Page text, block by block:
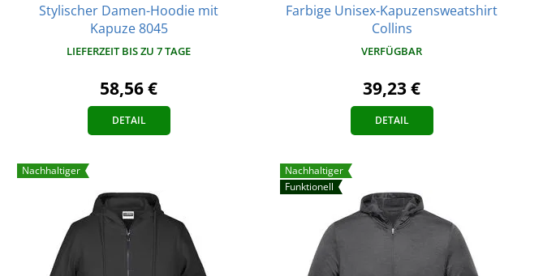
Stylischer Damen-Hoodie mit
Kapuze 8045
LIEFERZEIT BIS ZU 7 TAGE
58,56 €
DETAIL
Farbige Unisex-Kapuzensweatshirt
Collins
VERFÜGBAR
39,23 €
DETAIL
Nachhaltiger
Nachhaltiger
Funktionell